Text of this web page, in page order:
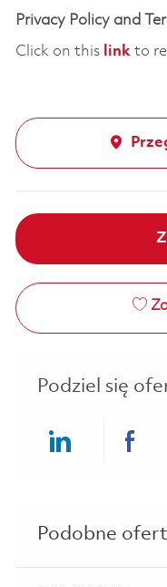
Privacy Policy and
Click on this linkto
Podziel się
Podobne